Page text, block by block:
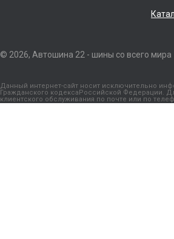
© 2026, Автошина 22 - шины со всего мира
Данный интернет-сайт носит исключительно
Гражданского кодексаРоссийской Федерации.
клиентского обслуживания по почте или по